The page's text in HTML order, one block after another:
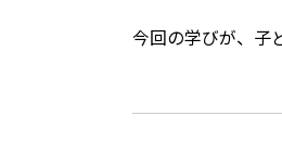
今回の学びが、子